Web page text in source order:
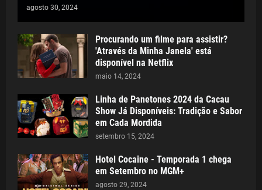
agosto 30, 2024
Procurando um filme para assistir?
'Através da Minha Janela' está
disponível na Netflix
maio 14, 2024
Linha de Panetones 2024 da Cacau
Show Já Disponíveis: Tradição e Sabor
em Cada Mordida
setembro 15, 2024
Hotel Cocaine - Temporada 1 chega
em Setembro no MGM+
agosto 29, 2024